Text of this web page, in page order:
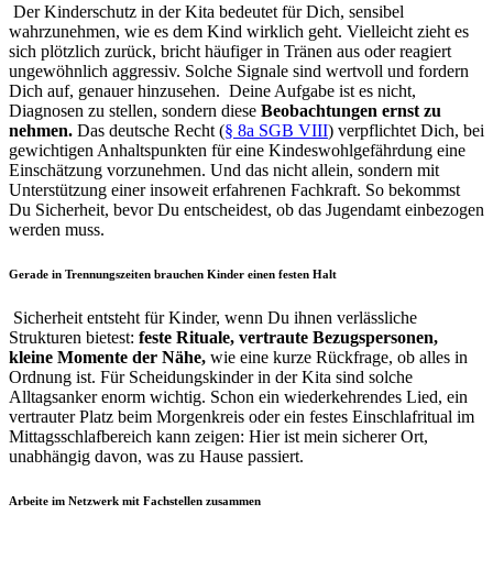
Der Kinderschutz in der Kita bedeutet für Dich, sensibel
wahrzunehmen, wie es dem Kind wirklich geht. Vielleicht zieht es
sich plötzlich zurück, bricht häufiger in Tränen aus oder reagiert
ungewöhnlich aggressiv. Solche Signale sind wertvoll und fordern
Dich auf, genauer hinzusehen. Deine Aufgabe ist es nicht,
Diagnosen zu stellen, sondern diese Beobachtungen ernst zu
nehmen. Das deutsche Recht (§ 8a SGB VIII) verpflichtet Dich, bei
gewichtigen Anhaltspunkten für eine Kindeswohlgefährdung eine
Einschätzung vorzunehmen. Und das nicht allein, sondern mit
Unterstützung einer insoweit erfahrenen Fachkraft. So bekommst
Du Sicherheit, bevor Du entscheidest, ob das Jugendamt einbezogen
werden muss.
Gerade in Trennungszeiten brauchen Kinder einen festen Halt
Sicherheit entsteht für Kinder, wenn Du ihnen verlässliche
Strukturen bietest: feste Rituale, vertraute Bezugspersonen,
kleine Momente der Nähe, wie eine kurze Rückfrage, ob alles in
Ordnung ist. Für Scheidungskinder in der Kita sind solche
Alltagsanker enorm wichtig. Schon ein wiederkehrendes Lied, ein
vertrauter Platz beim Morgenkreis oder ein festes Einschlafritual im
Mittagsschlafbereich kann zeigen: Hier ist mein sicherer Ort,
unabhängig davon, was zu Hause passiert.
Arbeite im Netzwerk mit Fachstellen zusammen